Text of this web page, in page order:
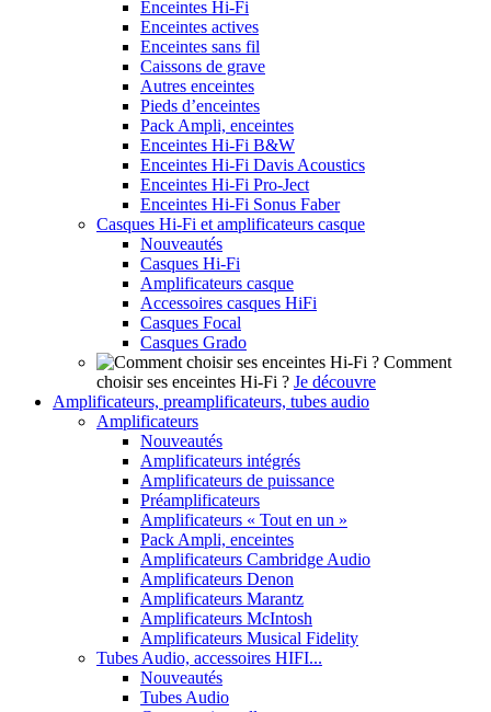
Enceintes Hi-Fi
Enceintes actives
Enceintes sans fil
Caissons de grave
Autres enceintes
Pieds d’enceintes
Pack Ampli, enceintes
Enceintes Hi-Fi B&W
Enceintes Hi-Fi Davis Acoustics
Enceintes Hi-Fi Pro-Ject
Enceintes Hi-Fi Sonus Faber
Casques Hi-Fi et amplificateurs casque
Nouveautés
Casques Hi-Fi
Amplificateurs casque
Accessoires casques HiFi
Casques Focal
Casques Grado
Comment
choisir ses enceintes Hi-Fi ? Je découvre
Amplificateurs, preamplificateurs, tubes audio
Amplificateurs
Nouveautés
Amplificateurs intégrés
Amplificateurs de puissance
Préamplificateurs
Amplificateurs « Tout en un »
Pack Ampli, enceintes
Amplificateurs Cambridge Audio
Amplificateurs Denon
Amplificateurs Marantz
Amplificateurs McIntosh
Amplificateurs Musical Fidelity
Tubes Audio, accessoires HIFI...
Nouveautés
Tubes Audio